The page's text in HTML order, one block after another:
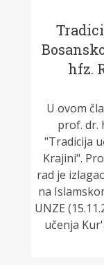
hfz.
U ovom
prof. dr.
"Tradicija
Krajini".
rad je
na
UNZE
učenja